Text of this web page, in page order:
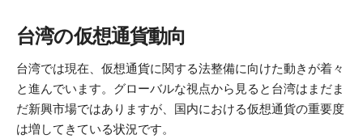
台湾の仮想通貨動向
台湾では現在、仮想通貨に関する法整備に向けた動きが着々
と進んでいます。グローバルな視点から見ると台湾はまだま
だ新興市場ではありますが、国内における仮想通貨の重要度
は増してきている状況です。